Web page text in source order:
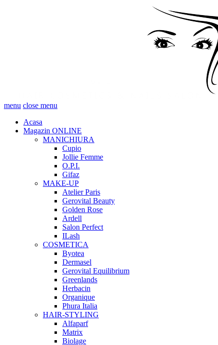
menu close menu
Acasa
Magazin ONLINE
MANICHIURA
Cupio
Jollie Femme
O.P.I.
Gifaz
MAKE-UP
Atelier Paris
Gerovital Beauty
Golden Rose
Ardell
Salon Perfect
ILash
COSMETICA
Byotea
Dermasel
Gerovital Equilibrium
Greenlands
Herbacin
Organique
Phura Italia
HAIR-STYLING
Alfaparf
Matrix
Biolage